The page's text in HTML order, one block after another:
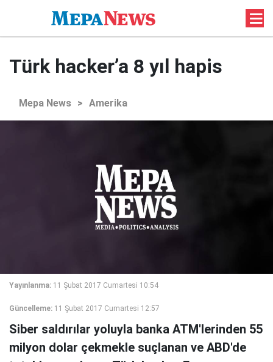
Türk hacker’a 8 yıl hapis
Mepa News > Amerika
Yayınlanma: 11 Şubat 2017 Cumartesi 10:54
Güncelleme: 11 Şubat 2017 Cumartesi 12:57
Siber saldırılar yoluyla banka ATM'lerinden 55
milyon dolar çekmekle suçlanan ve ABD'de